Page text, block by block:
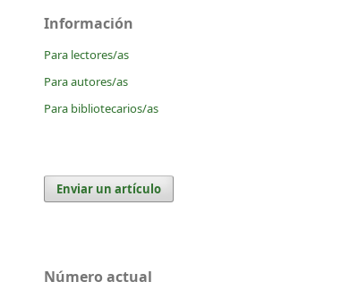
Información
Para lectores/as
Para autores/as
Para bibliotecarios/as
Enviar un artículo
Número actual